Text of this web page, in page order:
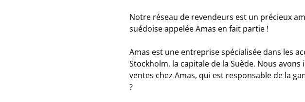
Notre réseau de revendeurs est un précieux
suédoise appelée Amas en fait partie !
Amas est une entreprise spécialisée dans les
Stockholm, la capitale de la Suède. Nous
ventes chez Amas, qui est responsable de la
?